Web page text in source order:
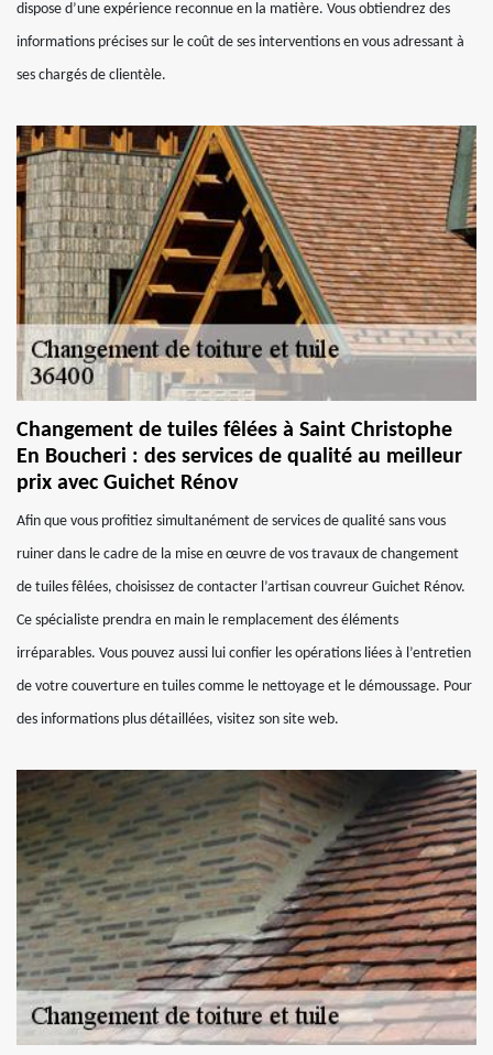
dispose d’une expérience reconnue en la matière. Vous obtiendrez des
informations précises sur le coût de ses interventions en vous adressant à
ses chargés de clientèle.
Changement de tuiles fêlées à Saint Christophe
En Boucheri : des services de qualité au meilleur
prix avec Guichet Rénov
Afin que vous profitiez simultanément de services de qualité sans vous
ruiner dans le cadre de la mise en œuvre de vos travaux de changement
de tuiles fêlées, choisissez de contacter l’artisan couvreur Guichet Rénov.
Ce spécialiste prendra en main le remplacement des éléments
irréparables. Vous pouvez aussi lui confier les opérations liées à l’entretien
de votre couverture en tuiles comme le nettoyage et le démoussage. Pour
des informations plus détaillées, visitez son site web.